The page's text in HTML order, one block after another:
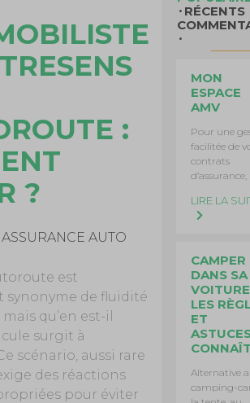
:
?
ASSURANCE AUTO
est
synonyme de fluidité
qu’en est-il
surgit à
scénario, aussi rare
des réactions
pour éviter
RÉCENTS
MON
ESPACE
AMV
Pour une
facilitée de
contrats
d’assurance,
LIRE LA
CAMPER
DANS SA
LES
ET
Alternative
camping-